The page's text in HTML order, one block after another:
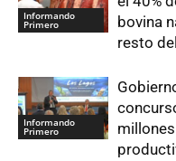
Informando
Primero
bovina
resto
Informando
Primero